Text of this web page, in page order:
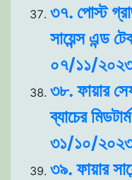
৩৭. পোস্ট
সায়েন্স এন্ড
০৭/১১/
৩৮. ফায়ার
ব্যাচের
৩১/১০/
৩৯. ফায়ার